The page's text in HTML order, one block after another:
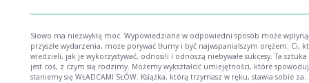
Słowo ma niezwykłą moc. Wypowiedziane w odpowiedni sposób może
przyszłe wydarzenia, może porywać tłumy i być najwspanialszym orężem. Ci,
wiedzieli, jak je wykorzystywać, odnosili i odnoszą niebywałe sukcesy. Ta
jest coś, z czym się rodzimy. Możemy wykształcić umiejętności, które
staniemy się WŁADCAMI SŁÓW. Książka, którą trzymasz w ręku, stawia sobie za